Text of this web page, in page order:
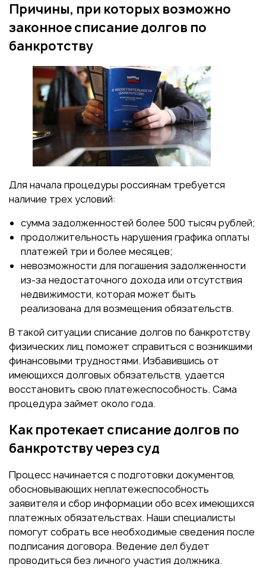
Причины, при которых возможно
законное списание долгов по
банкротству
Для начала процедуры россиянам требуется
наличие трех условий:
сумма задолженностей более 500 тысяч рублей;
продолжительность нарушения графика оплаты
платежей три и более месяцев;
невозможности для погашения задолженности
из-за недостаточного дохода или отсутствия
недвижимости, которая может быть
реализована для возмещения обязательств.
В такой ситуации списание долгов по банкротству
физических лиц поможет справиться с возникшими
финансовыми трудностями. Избавившись от
имеющихся долговых обязательств, удается
восстановить свою платежеспособность. Сама
процедура займет около года.
Как протекает списание долгов по
банкротству через суд
Процесс начинается с подготовки документов,
обосновывающих неплатежеспособность
заявителя и сбор информации обо всех имеющихся
платежных обязательствах. Наши специалисты
помогут собрать все необходимые сведения после
подписания договора. Ведение дел будет
проводиться без личного участия должника.